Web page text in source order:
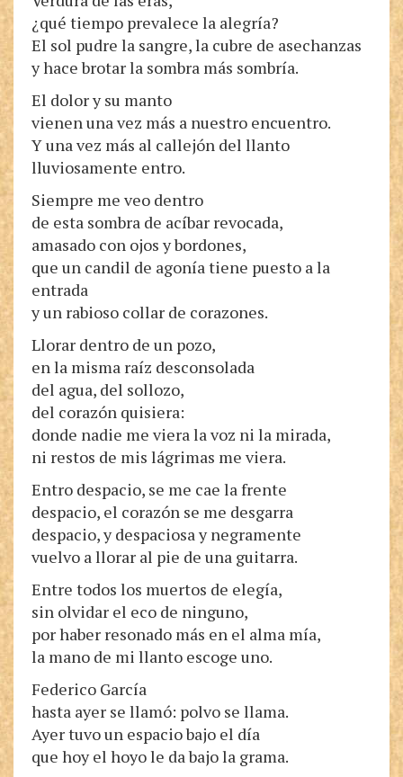
¿qué tiempo prevalece la alegría?
El sol pudre la sangre, la cubre de asechanzas
y hace brotar la sombra más sombría.
El dolor y su manto
vienen una vez más a nuestro encuentro.
Y una vez más al callejón del llanto
lluviosamente entro.
Siempre me veo dentro
de esta sombra de acíbar revocada,
amasado con ojos y bordones,
que un candil de agonía tiene puesto a la
entrada
y un rabioso collar de corazones.
Llorar dentro de un pozo,
en la misma raíz desconsolada
del agua, del sollozo,
del corazón quisiera:
donde nadie me viera la voz ni la mirada,
ni restos de mis lágrimas me viera.
Entro despacio, se me cae la frente
despacio, el corazón se me desgarra
despacio, y despaciosa y negramente
vuelvo a llorar al pie de una guitarra.
Entre todos los muertos de elegía,
sin olvidar el eco de ninguno,
por haber resonado más en el alma mía,
la mano de mi llanto escoge uno.
Federico García
hasta ayer se llamó: polvo se llama.
Ayer tuvo un espacio bajo el día
que hoy el hoyo le da bajo la grama.